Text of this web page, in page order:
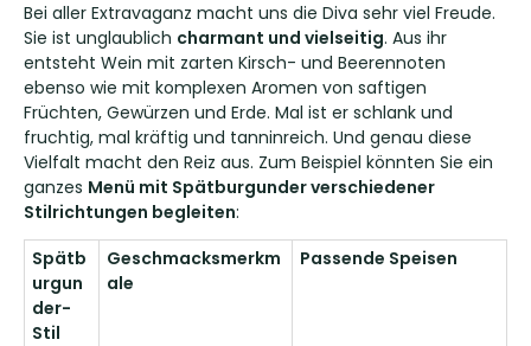
Bei aller Extravaganz macht uns die Diva sehr viel Freude.
Sie ist unglaublich charmant und vielseitig. Aus ihr
entsteht Wein mit zarten Kirsch- und Beerennoten
ebenso wie mit komplexen Aromen von saftigen
Früchten, Gewürzen und Erde. Mal ist er schlank und
fruchtig, mal kräftig und tanninreich. Und genau diese
Vielfalt macht den Reiz aus. Zum Beispiel könnten Sie ein
ganzes Menü mit Spätburgunder verschiedener
Stilrichtungen begleiten:
Spätb
urgun
der-
Stil
Geschmacksmerkm
ale
Passende Speisen